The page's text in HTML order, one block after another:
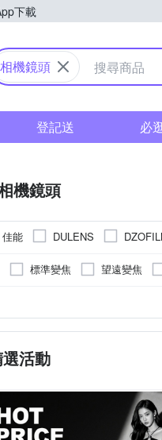
下載
購物中心
相機鏡頭
登記送 必
機鏡頭
能 DULENS
Sigma SONY 索尼
標準變焦 望遠變焦
活動